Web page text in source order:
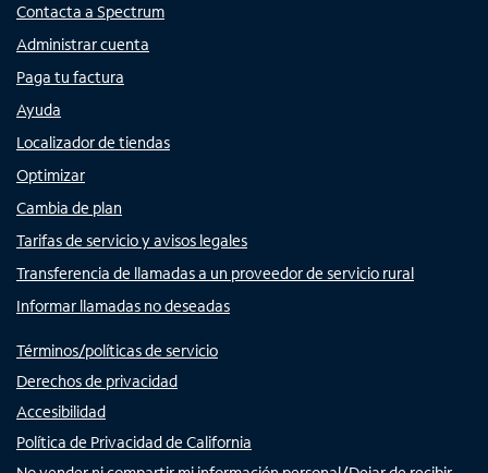
Contacta a Spectrum
Administrar cuenta
Paga tu factura
Ayuda
Localizador de tiendas
Optimizar
Cambia de plan
Tarifas de servicio y avisos legales
Transferencia de llamadas a un proveedor de servicio rural
Informar llamadas no deseadas
Términos/políticas de servicio
Derechos de privacidad
Accesibilidad
Política de Privacidad de California